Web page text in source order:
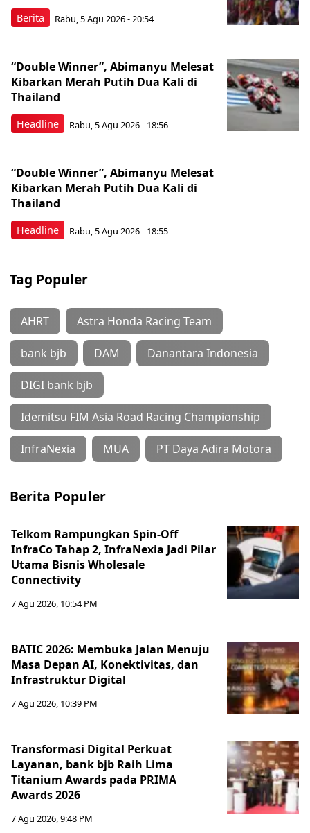
Berita Rabu, 5 Agu 2026 - 20:54
Headline
“Double Winner”, Abimanyu Melesat
Kibarkan Merah Putih Dua Kali di
Thailand
Rabu, 5 Agu 2026 - 18:56
Headline
“Double Winner”, Abimanyu Melesat
Kibarkan Merah Putih Dua Kali di
Thailand
Rabu, 5 Agu 2026 - 18:55
Tag Populer
AHRT Astra Honda Racing Team
bank bjb DAM Danantara Indonesia
DIGI bank bjb
Idemitsu FIM Asia Road Racing Championship
InfraNexia MUA PT Daya Adira Motora
Berita Populer
Telkom Rampungkan Spin-Off
InfraCo Tahap 2, InfraNexia Jadi Pilar
Utama Bisnis Wholesale
Connectivity
7 Agu 2026, 10:54 PM
BATIC 2026: Membuka Jalan Menuju
Masa Depan AI, Konektivitas, dan
Infrastruktur Digital
7 Agu 2026, 10:39 PM
Transformasi Digital Perkuat
Layanan, bank bjb Raih Lima
Titanium Awards pada PRIMA
Awards 2026
7 Agu 2026, 9:48 PM